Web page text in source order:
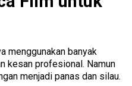
menggunakan banyak
kesan profesional. Namun
menjadi panas dan silau.